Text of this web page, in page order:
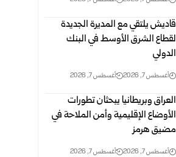
قاديش يلتقي مع المديرة الجديدة
لقطاع الشرق الأوسط في البنك
الدولي
أغسطس 7, 2026 أغسطس 7, 2026
العراق وبريطانيا يبحثان تطورات
الأوضاع الإقليمية وأمن الملاحة في
مضيق هرمز
أغسطس 7, 2026 أغسطس 7, 2026